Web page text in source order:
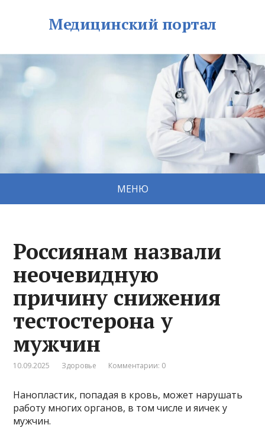
Медицинский портал
МЕНЮ
Россиянам назвали
неочевидную
причину снижения
тестостерона у
мужчин
10.09.2025 Здоровье Комментарии: 0
Нанопластик, попадая в кровь, может нарушать
работу многих органов, в том числе и яичек у
мужчин.